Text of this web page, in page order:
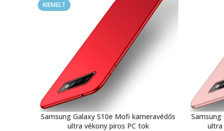
KIEMELT
Samsung Galaxy S10e Mofi kameravédős
ultra vékony piros PC tok
Samsung
ultra